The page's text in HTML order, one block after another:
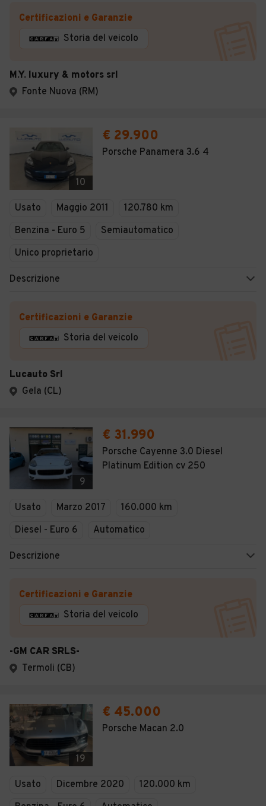
Certificazioni e Garanzie
Storia del veicolo
M.Y. luxury & motors srl
Fonte Nuova (RM)
10
€ 29.900
Porsche Panamera 3.6 4
Usato Maggio 2011
120.780 km
Benzina - Euro 5
Semiautomatico
Unico proprietario
Descrizione
Certificazioni e Garanzie
Storia del veicolo
Lucauto Srl
Gela (CL)
9
€ 31.990
Porsche Cayenne 3.0 Diesel
Platinum Edition cv 250
Usato Marzo 2017
160.000 km
Diesel - Euro 6
Automatico
Descrizione
Certificazioni e Garanzie
Storia del veicolo
-GM CAR SRLS-
Termoli (CB)
19
€ 45.000
Porsche Macan 2.0
Usato Dicembre 2020
120.000 km